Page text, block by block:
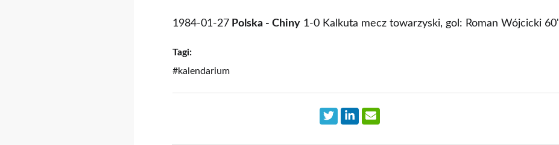
1984-01-27 Polska - Chiny 1-0 Kalkuta mecz towarzyski, gol: Roman Wójcicki 60'
Tagi:
#kalendarium